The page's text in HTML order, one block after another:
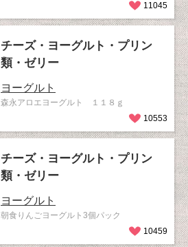
11045
チーズ・ヨーグルト・プリン
類・ゼリー
ヨーグルト
森永アロエヨーグルト １１８ｇ
10553
チーズ・ヨーグルト・プリン
類・ゼリー
ヨーグルト
朝食りんごヨーグルト3個パック
10459